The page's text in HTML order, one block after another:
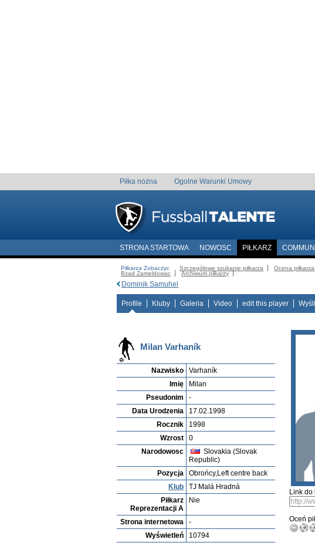
Piłka nożna Ogolne Warunki Umowy
STRONA STARTOWA NOWOSC PIŁKARZ
Piłkarza Zobaczyc Szczegółowe szukanie piłkarza Ocena piłkarza
Bzad Zameldowac
Archiwum piłkarzy
Dominik Samuhel
Profile Kluby Galeria Video edit this player
Milan Varhaník
Nazwisko
Varhaník
Imię
Milan
Pseudonim
-
Data Urodzenia
17.02.1998
Rocznik
1998
Wzrost
0
Narodowosc
Slovakia (Slovak
Republic)
Pozycja
Obrońcy,Left centre back
Klub
TJ Malá Hradná
Piłkarz
Reprezentacji A
Nie
Strona internetowa
-
Wyświetleń
10794
Link do
Oceń